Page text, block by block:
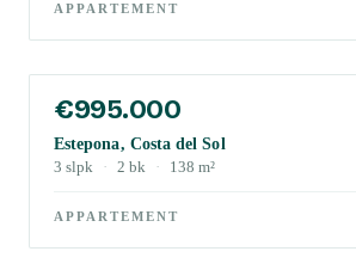
APPARTEMENT
€995.000
Estepona, Costa del Sol
3 slpk · 2 bk · 138 m²
APPARTEMENT